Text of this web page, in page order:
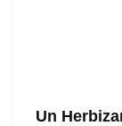
Un